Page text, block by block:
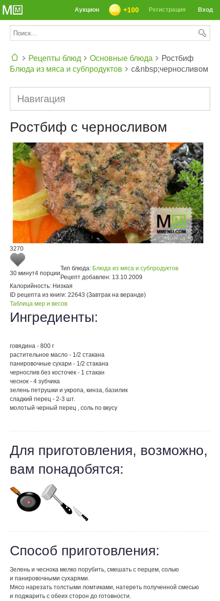
Вход
Регистрация
+100
Аукцион
Рецепты блюд
Основные блюда
Блюда из мяса и субпродуктов
Ростбиф
с&nbsp;черносливом
Навигация
Ростбиф с черносливом
3270
30 минут4 порции
Тип блюда: Блюда из мяса и субпродуктов
Рецепт добавлен: 13.10.2009
Калорийность: Низкая
ID рецепта из книги: 22643 (Завтрак на веранде)
Таблица мер и весов
Ингредиенты:
говядина - 800 г
растительное масло - 1/2 стакана
панировочные сухари - 1/2 стакана
чернослив без косточек - 1 стакан
чеснок - 4 зубчика
зелень петрушки и укропа, кинза, базилик
сладкий перец - 2-3 шт.
молотый черный перец , соль по вкусу
Для приготовления, возможно,
вам понадобятся:
Способ приготовления:
Зелень и чеснока мелко порубить, смешать с перцем, солью
и панировочными сухарями.
Мясо нарезать толстыми ломтиками, натереть полученной смесью
и поджарить с обеих сторон до готовности.